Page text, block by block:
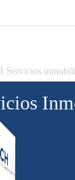
Servicios